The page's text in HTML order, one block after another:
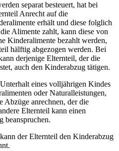
separat besteuert, hat bei
Anrecht auf die
erhält und diese folglich
Alimente zahlt, kann diese von
Kinderalimente bezahlt werden,
hälftig abgezogen werden. Bei
derjenige Elternteil, der die
auch den Kinderabzug tätigen.
eines volljährigen Kindes
oder Naturalleistungen,
Abzüge anrechnen, der die
Elternteil kann einen
beanspruchen.
der Elternteil den Kinderabzug